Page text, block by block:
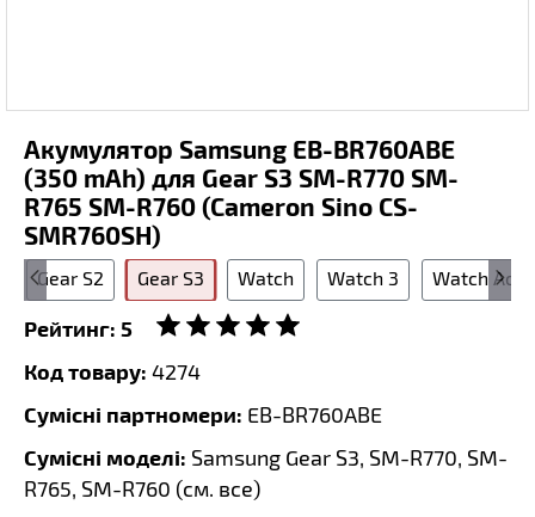
Акумулятор Samsung EB-BR760ABE
(350 mAh) для Gear S3 SM-R770 SM-
R765 SM-R760 (Cameron Sino CS-
SMR760SH)
Gear S2 Gear S3 Watch Watch 3 Watch
Рейтинг: 5
Код товару: 4274
Сумісні партномери: EB-BR760ABE
Сумісні моделі: Samsung Gear S3, SM-R770, SM-
R765, SM-R760 (см. все)